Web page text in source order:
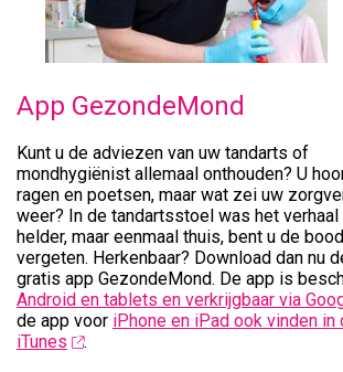
App GezondeMond
Kunt u de adviezen van uw tandarts of
mondhygiënist allemaal onthouden? U
ragen en poetsen, maar wat zei uw
weer? In de tandartsstoel was het
helder, maar eenmaal thuis, bent u de
vergeten. Herkenbaar? Download dan nu
gratis app GezondeMond. De app is
Android en tablets en verkrijgbaar via
de app voor iPhone en iPad ook vinden in
iTunes
.